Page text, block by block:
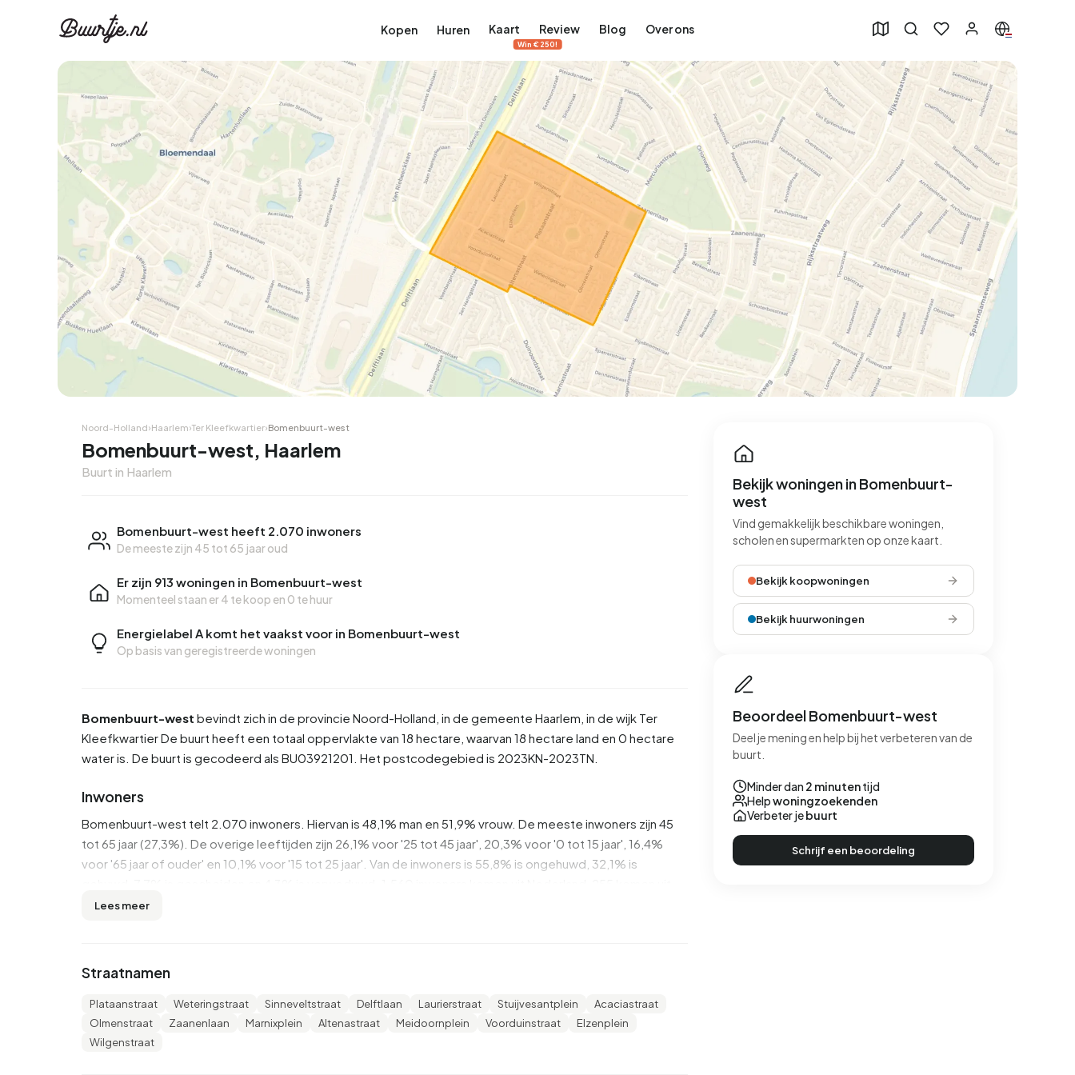
Kopen Huren Kaart Review
Win €250!
Blog Over ons
Noord-Holland›Haarlem›Ter Kleefkwartier›Bomenbuurt-west
Bomenbuurt-west, Haarlem
Buurt in Haarlem
Bomenbuurt-west heeft 2.070 inwoners
De meeste zijn 45 tot 65 jaar oud
Er zijn 913 woningen in Bomenbuurt-west
Momenteel staan er4 te koop en 0 te huur
Energielabel A komt het vaakst voor in Bomenbuurt-west
Op basis van geregistreerde woningen
Bomenbuurt-west bevindt zich in de provincie Noord-Holland , in de gemeente Haarlem , in de wijk Ter
KleefkwartierDe buurt heeft een totaal oppervlakte van 18 hectare, waarvan 18 hectare land en 0 hectare
water is. De buurt is gecodeerd als BU03921201. Het postcodegebied is 2023KN-2023TN.
Inwoners
Bomenbuurt-west telt 2.070 inwoners. Hiervan is 48,1% man en 51,9% vrouw. De meeste inwoners zijn 45
tot 65 jaar (27,3%). De overige leeftijden zijn 26,1% voor '25 tot 45 jaar', 20,3% voor '0 tot 15 jaar', 16,4%
voor '65 jaar of ouder' en 10,1% voor '15 tot 25 jaar'. Van de inwoners is 55,8% is ongehuwd, 32,1% is
Europa en 260 komen uit landen buiten Europa.
2,3 personen.
In Bomenbuurt-west zijn er 1.600 inkomensontvangers. Het gemiddelde inkomen per inkomensontvanger
is €40.200, wat €4.400 (12%) hoger is dan het nationale gemiddelde van €35.800. Per inwoner ligt het
gemiddelde inkomen op €31.300, wat €2.100 (7%) hoger is dan het nationale gemiddelde van €29.200.
Lees meer
Straatnamen
Plataanstraat Weteringstraat Sinneveltstraat Delftlaan Laurierstraat Stuijvesantplein
Acaciastraat
Olmenstraat
Zaanenlaan Marnixplein Altenastraat Meidoornplein Voorduinstraat
Elzenplein
Wilgenstraat
Bekijk woningen in Bomenbuurt-
west
Vind gemakkelijk beschikbare woningen,
scholen en supermarkten op onze kaart.
Bekijk koopwoningen
Bekijk huurwoningen
Beoordeel Bomenbuurt-west
Deel je mening en help bij het verbeteren van de
buurt.
Minder dan 2 minutentijd
Helpwoningzoekenden
Verbeter jebuurt
Schrijf een beoordeling